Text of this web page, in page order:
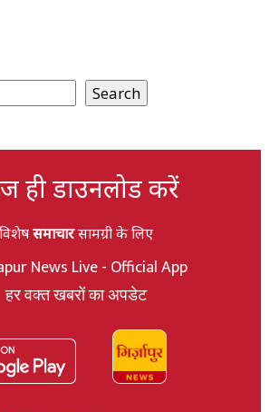
Search
ही डाउनलोड करें
विशेषसमाचारसामग्री के लिए
News Live - Official App
हर वक्त खबरों का अपडेट